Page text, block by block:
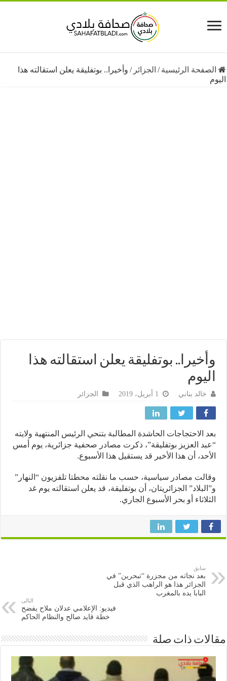
الرئيسية /الجزائر/وأخيرا.. بوتفليقة يعلن استقالته هذا
بوتفليقة يعلن استقالته هذا
خالد بناني الجزائر
الاحتجاجات الحاشدة المطالبة بتنحي الرئيس المنتهية ولايته
العزيز بوتفليقة”، ذكرت مصادر صحفية جزائرية، يوم أمس
أن هذا الأخير قد يستقيل هذا الأسبوع.
مصادر سياسية، حسب ما نقلته محطتا تلفزيون “النهار”
الجزائريتان، أن بوتفليقة، قد يعلن استقالته يوم غد
أو بحر الأسبوع الجاري.
بعد نجاته من مجزرة “تبحرين” في
الجزائر هذا هو الراهب الذي قبل
البابا يده بالمغرب
فيديو: الإعلامي عدلان ملاح يفضح
خطة قايد صالح والنظام الحاكم
ذات صلة